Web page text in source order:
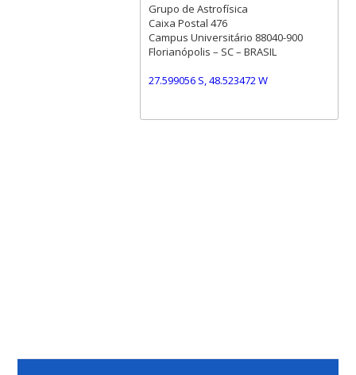
Grupo de Astrofísica
Caixa Postal 476
Campus Universitário 88040-900
Florianópolis – SC – BRASIL
27.599056 S, 48.523472 W